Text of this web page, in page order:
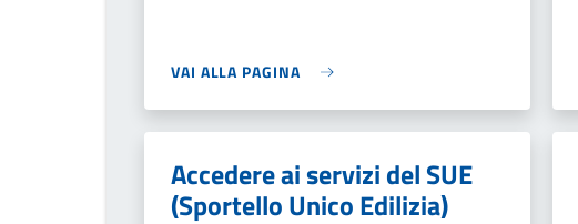
VAI ALLA PAGINA
Accedere ai servizi del SUE
(Sportello Unico Edilizia)